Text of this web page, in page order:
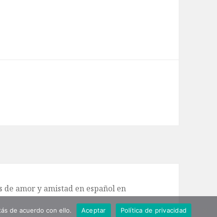
de amor y amistad en español en
de acuerdo con ello. Aceptar Política de privacidad